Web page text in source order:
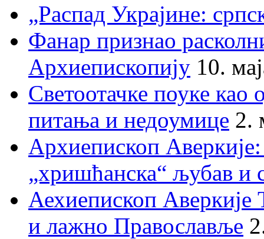
„Распад Украјине:
Фанар признао
Архиепископију 10.
Светоотачке поуке као
питања и недоумице 2.
Архиепископ
„хришћанска“ љубав и
Аехиепископ
и лажно Православље